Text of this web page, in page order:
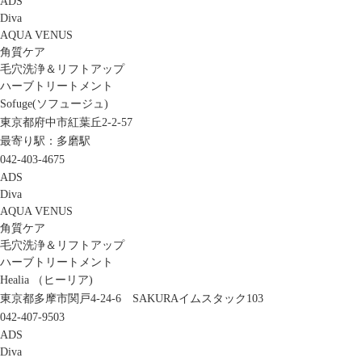
Diva
AQUA VENUS
角質ケア
毛穴洗浄＆リフトアップ
ハーブトリートメント
Sofuge(ソフュージュ)
東京都府中市紅葉丘2-2-57
最寄り駅：多磨駅
042-403-4675
ADS
Diva
AQUA VENUS
角質ケア
毛穴洗浄＆リフトアップ
ハーブトリートメント
Healia （ヒーリア)
東京都多摩市関戸4-24-6 SAKURAイムスタック103
042-407-9503
ADS
Diva